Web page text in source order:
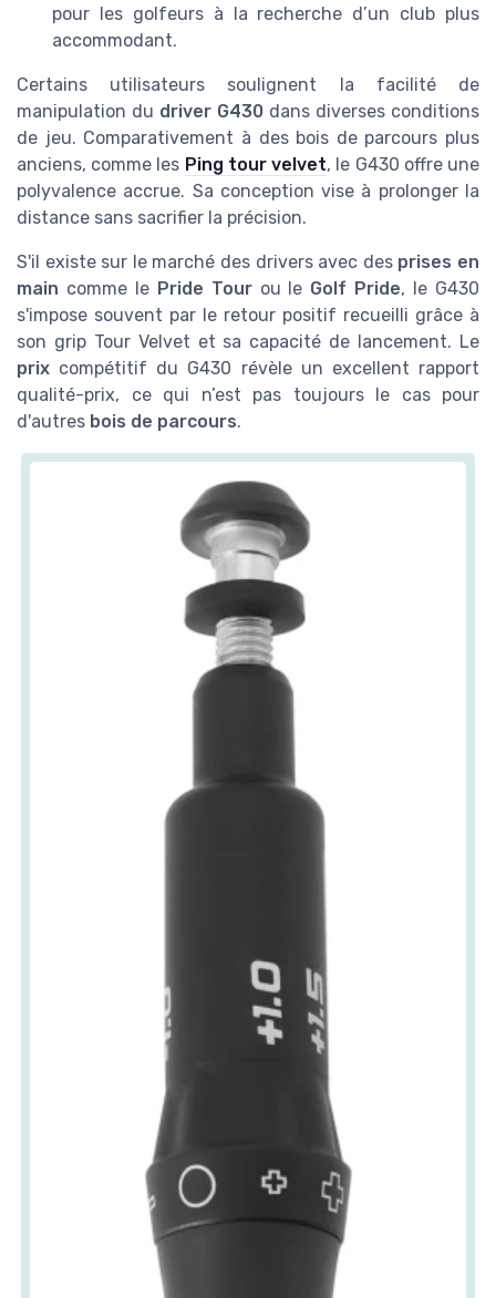
pour les golfeurs à la recherche d’un club plus
accommodant.
Certains utilisateurs soulignent la facilité de
manipulation du driver G430 dans diverses conditions
de jeu. Comparativement à des bois de parcours plus
anciens, comme les Ping tour velvet, le G430 offre une
polyvalence accrue. Sa conception vise à prolonger la
distance sans sacrifier la précision.
S'il existe sur le marché des drivers avec des prises en
main comme le Pride Tourou le Golf Pride, le G430
s'impose souvent par le retour positif recueilli grâce à
son grip Tour Velvet et sa capacité de lancement. Le
prix compétitif du G430 révèle un excellent rapport
qualité-prix, ce qui n’est pas toujours le cas pour
d'autres bois de parcours.